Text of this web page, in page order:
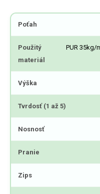
Poťah
Použitý
materiál
PUR 35kg/
Výška
Tvrdosť (1 až 5)
Nosnosť
Pranie
Zips